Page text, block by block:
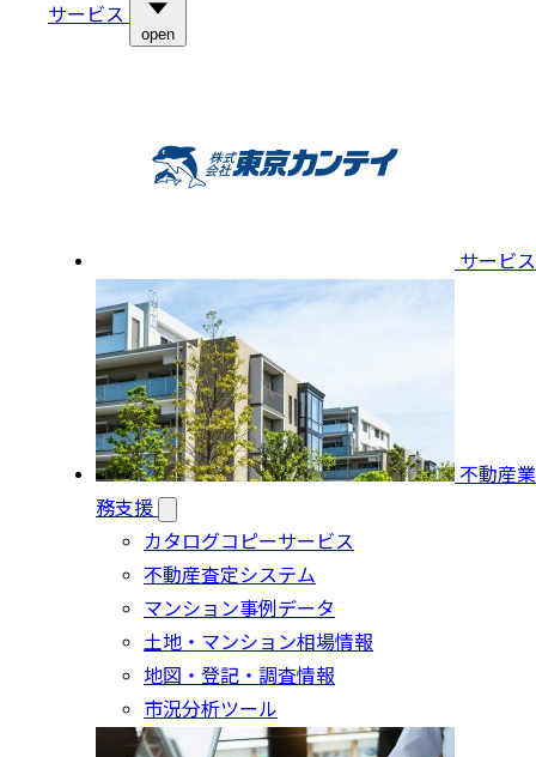
サービス
open
サービス
不動産業
務支援
カタログコピーサービス
不動産査定システム
マンション事例データ
土地・マンション相場情報
地図・登記・調査情報
市況分析ツール